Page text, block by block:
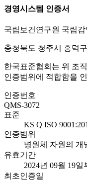
경영시스템 인증서
국립보건연구원 국립
충청북도 청주시 흥덕
한국표준협회는 위 조
인증범위에 적합함을
인증번호
QMS-3072
표준
KS Q ISO
인증범위
병원체 자원의 개
유효기간
2024년 09월 19일
최초인증일